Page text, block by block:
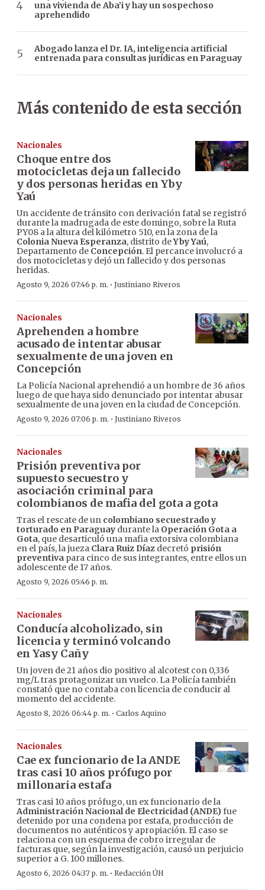
una vivienda de Aba’i y hay un sospechoso
aprehendido
Abogado lanza el Dr. IA, inteligencia artificial
entrenada para consultas jurídicas en Paraguay
Más contenido de esta sección
Nacionales
Choque entre dos
motocicletas deja un fallecido
y dos personas heridas en Yby
Yaú
Un accidente de tránsito con derivación fatal se registró
durante la madrugada de este domingo, sobre la Ruta
PY08 a la altura del kilómetro 510, en la zona de la
Colonia Nueva Esperanza, distrito deYby Yaú,
Departamento de Concepción. El percance involucró a
dos motocicletas y dejó un fallecido y dos personas
heridas.
Agosto 9, 2026 07:46 p. m. · Justiniano Riveros
Nacionales
Aprehenden a hombre
acusado de intentar abusar
sexualmente de una joven en
Concepción
La Policía Nacional aprehendió a un hombre de 36 años
luego de que haya sido denunciado por intentar abusar
sexualmente de una joven en la ciudad de Concepción.
Agosto 9, 2026 07:06 p. m. · Justiniano Riveros
Nacionales
Prisión preventiva por
supuesto secuestro y
asociación criminal para
colombianos de mafia del gota a gota
Tras el rescate de un colombiano secuestrado y
torturado en Paraguay durante la Operación Gota a
Gota, que desarticuló una mafia extorsiva colombiana
en el país, la jueza Clara Ruiz Díaz decretó prisión
preventiva para cinco de sus integrantes, entre ellos un
adolescente de 17 años.
Agosto 9, 2026 05:46 p. m.
Nacionales
Conducía alcoholizado, sin
licencia y terminó volcando
en Yasy Cañy
Un joven de 21 años dio positivo al alcotest con 0,336
mg/L tras protagonizar un vuelco. La Policía también
constató que no contaba con licencia de conducir al
momento del accidente.
Agosto 8, 2026 06:44 p. m. · Carlos Aquino
Nacionales
Cae ex funcionario de la ANDE
tras casi 10 años prófugo por
millonaria estafa
Tras casi 10 años prófugo, un ex funcionario de la
Administración Nacional de Electricidad (ANDE)fue
detenido por una condena por estafa, producción de
documentos no auténticos y apropiación. El caso se
relaciona con un esquema de cobro irregular de
facturas que, según la investigación, causó un perjuicio
superior a G. 100 millones.
Agosto 6, 2026 04:37 p. m. · Redacción ÚH